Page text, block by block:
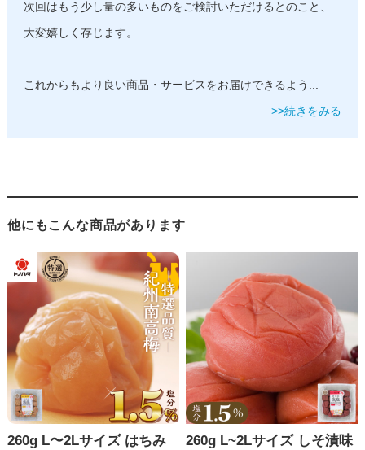
次回はもう少し量の多いものをご検討いただけるとのこと、
大変嬉しく存じます。
これからもより良い商品・サービスをお届けできるよう ...
>>続きをみる
他にもこんな商品があります
260g L〜2Lサイズ はちみ
260g L~2Lサイズ しそ漬味